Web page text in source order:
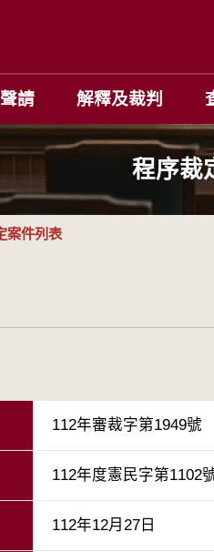
請 解釋及裁判
程序裁
案件列表
112年審裁字第1949號
112年度憲民字第1102
112年12月27日